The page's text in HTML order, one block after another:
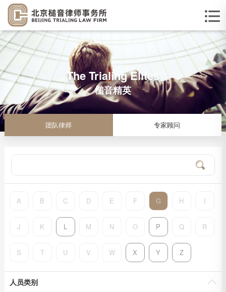
The Trialing Elites
槌音精英
团队律师 专家顾问
A B C D E F G H I
J K L M N O P Q R
S T U V W X Y Z
人员类别